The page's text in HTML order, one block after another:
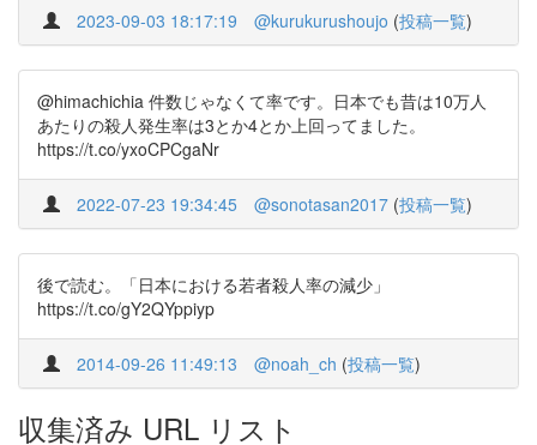
2023-09-03 18:17:19 @kurukurushoujo (投稿一覧)
@himachichia 件数じゃなくて率です。日本でも昔は10万人
あたりの殺人発生率は3とか4とか上回ってました。
https://t.co/yxoCPCgaNr
2022-07-23 19:34:45 @sonotasan2017 (投稿一覧)
後で読む。「日本における若者殺人率の減少」
https://t.co/gY2QYppiyp
2014-09-26 11:49:13 @noah_ch (投稿一覧)
収集済み URL リスト